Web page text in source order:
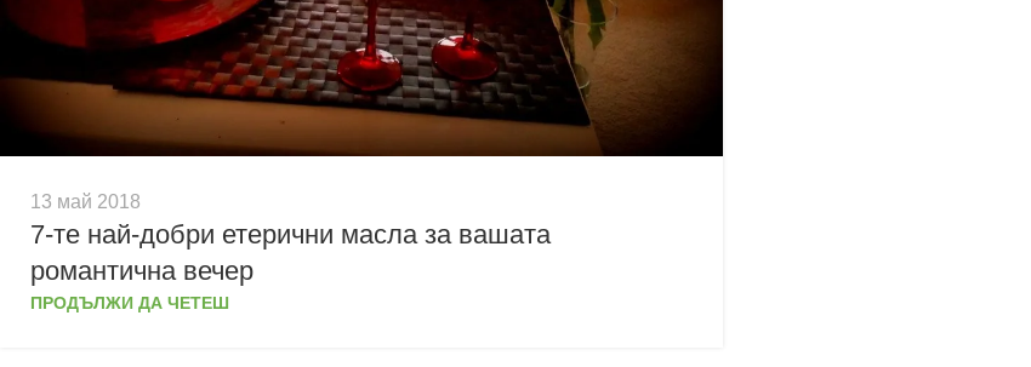
13 май 2018
7-те най-добри етерични масла за вашата
романтична вечер
ПРОДЪЛЖИ ДА ЧЕТЕШ